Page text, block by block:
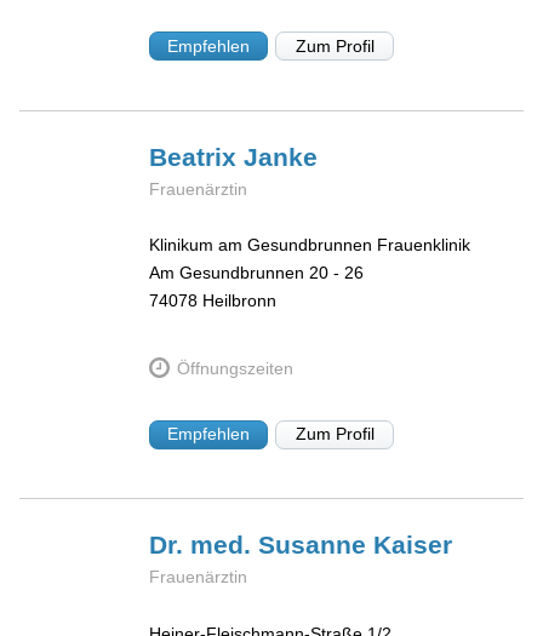
Empfehlen Zum Profil
BeatrixJanke
Frauenärztin
Klinikum am Gesundbrunnen Frauenklinik
Am Gesundbrunnen 20 - 26
74078 Heilbronn
Öffnungszeiten
Empfehlen Zum Profil
Dr. med. Susanne Kaiser
Frauenärztin